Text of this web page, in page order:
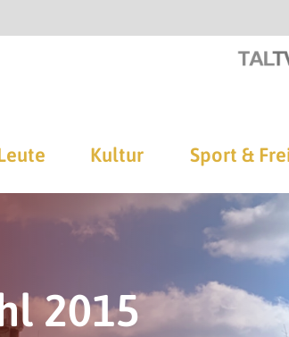
Kultur Sport &
2015